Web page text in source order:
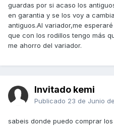
guardas por si acaso los
en garantia y se los voy a
antiguos.Al variador,me
que con los rodillos tengo más
me ahorro del variador.
Invitado kemi
Publicado 23 de Junio
sabeis donde puedo comprar